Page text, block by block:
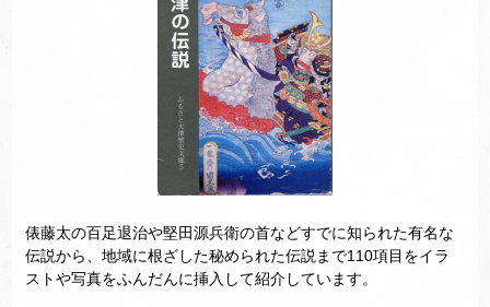
俵藤太の百足退治や堅田源兵衛の首などすでに知られた有名な
伝説から、地域に根ざした秘められた伝説まで110項目をイラ
ストや写真をふんだんに挿入して紹介しています。